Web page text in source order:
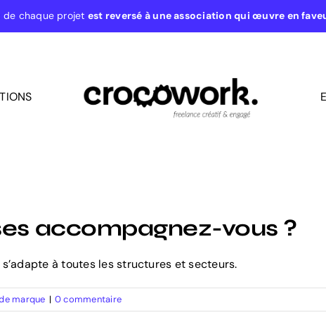
de chaque projet est reversé à une association qui œuvre en
accompagnez-vous ?
à toutes les structures et secteurs.
marque | 0 commentaire